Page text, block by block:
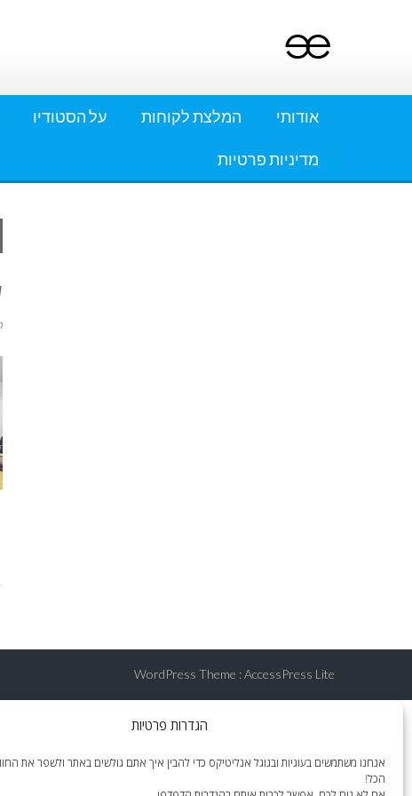
הגדרות פרטיות
אנחנו משתמשים בעוגיות ובגוגל אנליטיקס כדי להבין איך אתם גולשים באתר ולשפר את
הכל!
אודותי המלצת לקוחות על הסטודיו
מדיניות פרטיות
WordPress Theme :AccessPress Lite